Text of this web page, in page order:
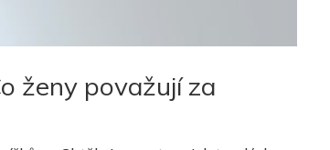
ženy považují za